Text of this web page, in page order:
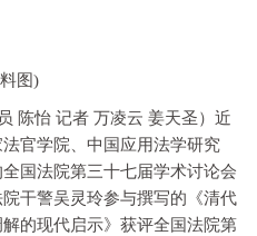
图)
陈怡 记者 万凌云 姜天圣）近
官学院、中国应用法学研究
国法院第三十七届学术讨论会
干警吴灵玲参与撰写的《清代
的现代启示》获评全国法院第